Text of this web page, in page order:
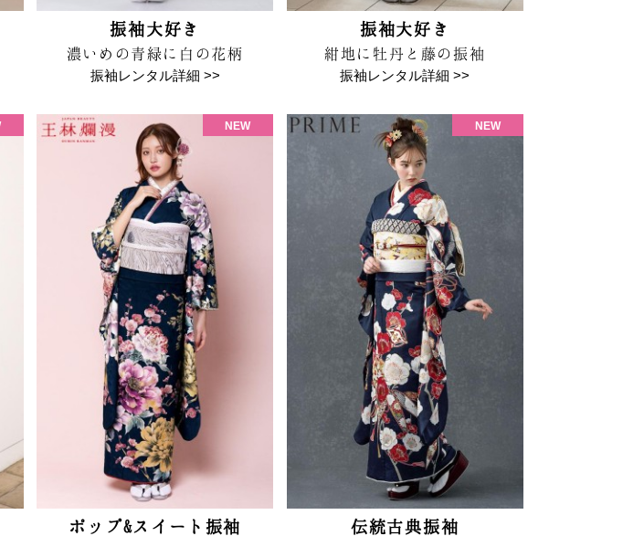
振袖大好き
濃いめの青緑に白の花柄
振袖レンタル詳細 >>
振袖大好き
紺地に牡丹と藤の振袖
振袖レンタル詳細 >>
ポップ&スイート振袖 伝統古典振袖